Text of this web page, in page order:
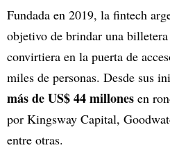
Fundada en 2019, la fintech
objetivo de brindar una
convirtiera en la puerta de
miles de personas. Desde sus
más de US$ 44 millones en
por Kingsway Capital,
entre otras.